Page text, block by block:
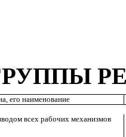
, его наименование
всех рабочих механизмов